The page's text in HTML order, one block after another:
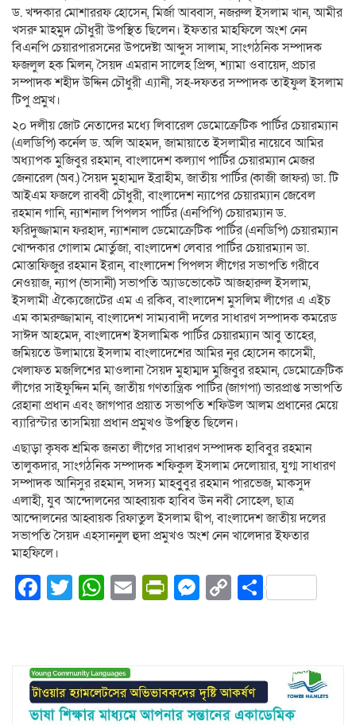
ড. খন্দকার মোশাররফ হোসেন, মির্জা আব্বাস, নজরুল ইসলাম খান, আমীর
খসরু মাহমুদ চৌধুরী উপস্থিত ছিলেন। ইফতার মাহফিলে অংশ নেন
বিএনপি চেয়ারপারসনের উপদেষ্টা আব্দুস সালাম, সাংগঠনিক সম্পাদক
ফজলুল হক মিলন, সৈয়দ এমরান সালেহ প্রিন্স, শ্যামা ওবায়েদ, প্রচার
সম্পাদক শহীদ উদ্দিন চৌধুরী এ্যানী, সহ-দফতর সম্পাদক তাইফুল ইসলাম
টিপু প্রমুখ।
২০ দলীয় জোট নেতাদের মধ্যে লিবারেল ডেমোক্রেটিক পার্টির চেয়ারম্যান
(এলডিপি) কর্নেল ড. অলি আহমদ, জামায়াতে ইসলামীর নায়েবে আমির
অধ্যাপক মুজিবুর রহমান, বাংলাদেশ কল্যাণ পার্টির চেয়ারম্যান মেজর
জেনারেল (অব.) সৈয়দ মুহাম্মদ ইব্রাহীম, জাতীয় পার্টির (কাজী জাফর) ডা. টি
আইএম ফজলে রাব্বী চৌধুরী, বাংলাদেশ ন্যাপের চেয়ারম্যান জেবেল
রহমান গানি, ন্যাশনাল পিপলস পার্টির (এনপিপি) চেয়ারম্যান ড.
ফরিদুজ্জামান ফরহাদ, ন্যাশনাল ডেমোক্রেটিক পার্টির (এনডিপি) চেয়ারম্যান
খোন্দকার গোলাম মোর্তুজা, বাংলাদেশ লেবার পার্টির চেয়ারম্যান ডা.
মোস্তাফিজুর রহমান ইরান, বাংলাদেশ পিপলস লীগের সভাপতি গরীবে
নেওয়াজ, ন্যাপ (ভাসানী) সভাপতি অ্যাডভোকেট আজহারুল ইসলাম,
ইসলামী ঐক্যেজোটের এম এ রকিব, বাংলাদেশ মুসলিম লীগের এ এইচ
এম কামরুজ্জামান, বাংলাদেশ সাম্যবাদী দলের সাধারণ সম্পাদক কমরেড
সাঈদ আহমেদ, বাংলাদেশ ইসলামিক পার্টির চেয়ারম্যান আবু তাহের,
জমিয়তে উলামায়ে ইসলাম বাংলাদেশের আমির নুর হোসেন কাসেমী,
খেলাফত মজলিশের মাওলানা সৈয়দ মুহাম্মদ মুজিবুর রহমান, ডেমোক্রেটিক
লীগের সাইফুদ্দিন মনি, জাতীয় গণতান্ত্রিক পার্টির (জাগপা) ভারপ্রাপ্ত সভাপতি
রেহানা প্রধান এবং জাগপার প্রয়াত সভাপতি শফিউল আলম প্রধানের মেয়ে
ব্যারিস্টার তাসমিয়া প্রধান প্রমুখও উপস্থিত ছিলেন।
এছাড়া কৃষক শ্রমিক জনতা লীগের সাধারণ সম্পাদক হাবিবুর রহমান
তালুকদার, সাংগঠনিক সম্পাদক শফিকুল ইসলাম দেলোয়ার, যুগ্ম সাধারণ
সম্পাদক আনিসুর রহমান, সদস্য মাহবুুবুর রহমান পারভেজ, মাকসুদ
এলাহী, যুব আন্দোলনের আহ্বায়ক হাবিব উন নবী সোহেল, ছাত্র
আন্দোলনের আহ্বায়ক রিফাতুল ইসলাম দ্বীপ, বাংলাদেশ জাতীয় দলের
সভাপতি সৈয়দ এহসাননুল হুদা প্রমুখও অংশ নেন খালেদার ইফতার
মাহফিলে।
Facebook
Twitter
WhatsApp
EmailPrintFriendly
Messenger
CopyShare